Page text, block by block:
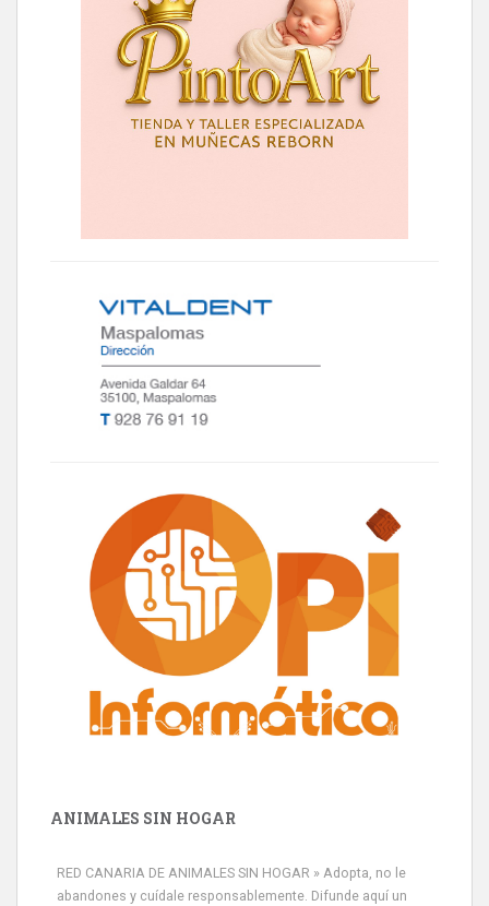
ANIMALES SIN HOGAR
RED CANARIA DE ANIMALES SIN HOGAR » Adopta, no le
abandones y cuídale responsablemente. Difunde aquí un